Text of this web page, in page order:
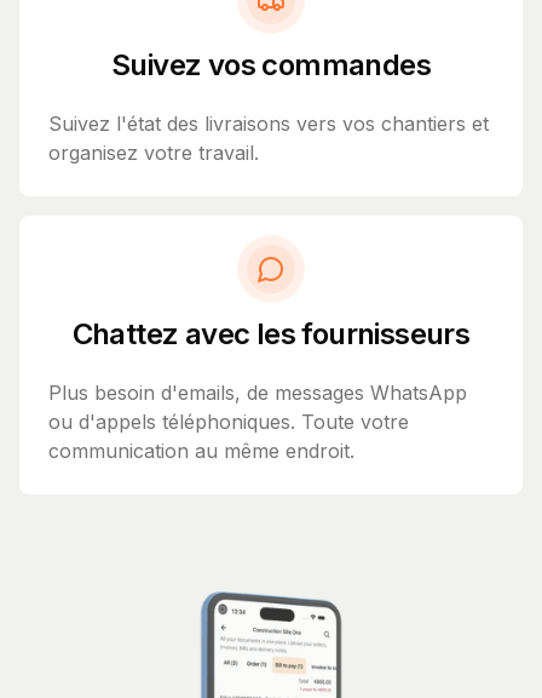
Suivez vos commandes
Suivez l'état des livraisons vers vos chantiers et
organisez votre travail.
Chattez avec les fournisseurs
Plus besoin d'emails, de messages WhatsApp
ou d'appels téléphoniques. Toute votre
communication au même endroit.